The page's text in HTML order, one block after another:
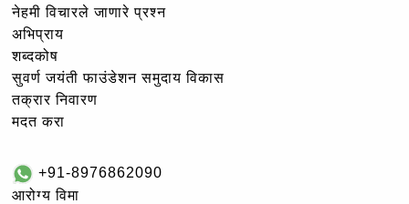
नेहमी विचारले जाणारे प्रश्न
अभिप्राय
शब्दकोष
सुवर्ण जयंती फाउंडेशन समुदाय विकास
तक्रार निवारण
मदत करा
+91-8976862090
आरोग्य विमा